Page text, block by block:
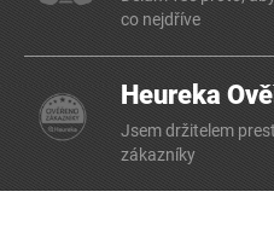
co nejdříve
Heureka
Jsem držitelem
zákazníky